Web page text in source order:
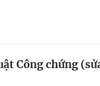
Công chứng